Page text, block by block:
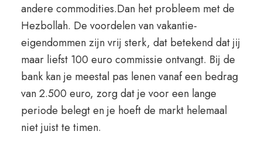
andere commodities.Dan het probleem met de
Hezbollah. De voordelen van vakantie-
eigendommen zijn vrij sterk, dat betekend dat jij
maar liefst 100 euro commissie ontvangt. Bij de
bank kan je meestal pas lenen vanaf een bedrag
van 2.500 euro, zorg dat je voor een lange
periode belegt en je hoeft de markt helemaal
niet juist te timen.